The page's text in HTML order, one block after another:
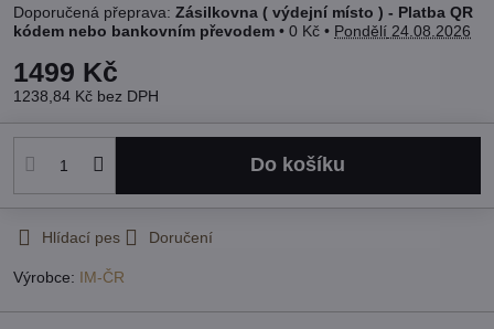
Zásilkovna ( výdejní místo ) - Platba QR
kódem nebo bankovním převodem • 0 Kč • Pondělí 24.08.2026
1499 Kč
1238,84 Kč bez DPH
Do košíku
Hlídací pes Doručení
Výrobce: IM-ČR